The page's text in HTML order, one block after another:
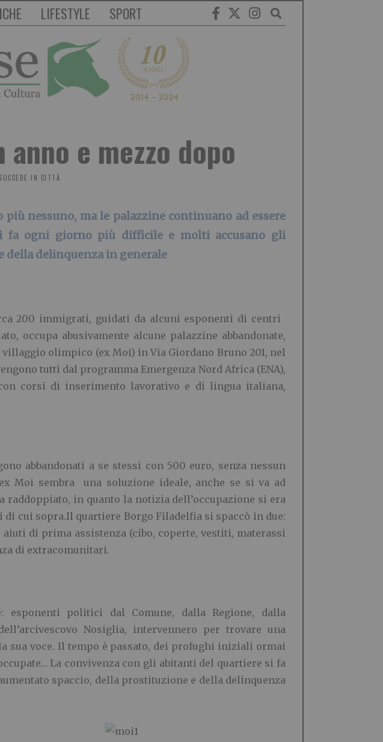
LIFESTYLE SPORT
anno e mezzo dopo
IN CITTÀ
nessuno, ma le palazzine continuano ad essere
fa ogni giorno più difficile e molti accusano gli
della delinquenza in generale
200 immigrati, guidati da alcuni esponenti di centri
occupa abusivamente alcune palazzine abbandonate,
olimpico (ex Moi) in Via Giordano Bruno 201, nel
tutti dal programma Emergenza Nord Africa (ENA),
corsi di inserimento lavorativo e di lingua italiana,
abbandonati a se stessi con 500 euro, senza nessun
Moi sembra una soluzione ideale, anche se si va ad
in quanto la notizia dell’occupazione si era
cui sopra.Il quartiere Borgo Filadelfia si spaccò in due:
di prima assistenza (cibo, coperte, vestiti, materassi
di extracomunitari.
politici dal Comune, dalla Regione, dalla
Nosiglia, intervennero per trovare una
sua voce. Il tempo è passato, dei profughi iniziali ormai
La convivenza con gli abitanti del quartiere si fa
spaccio, della prostituzione e della delinquenza